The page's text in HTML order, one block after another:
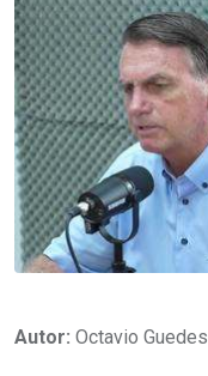
Autor: Octavio Guedes